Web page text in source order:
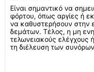
Είναι σημαντικό να
φόρτου, όπως αργίες ή
να καθυστερήσουν στην
δεμάτων. Τέλος, η μη
τελωνειακούς ελέγχους
τη διέλευση των